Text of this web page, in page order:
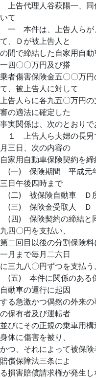
上告代理人谷萩陽一、同
いて
一 本件は、上告人らが
て、Ｄが被上告人と
の間で締結した自家用自
一四〇〇万円及び搭
乗者傷害保険金五〇〇万
て、被上告人に対して
上告人らに各九五〇万円
審の適法に確定した
事実関係は、次のとおりで
１ 上告人ら夫婦の長男
月三日、次の内容の
自家用自動車保険契約を締
(一) 保険期間 平成元年
三日午後四時まで
(二) 被保険自動車 Ｄ
(三) 保険金受取人 Ｄ
(四) 保険契約の締結と
九四〇円を支払い、
第二回目以後の分割保険
一月まで毎月二六日
に三九八〇円ずつを支払う
(五) 本件に関係のある
自動車の運行に起因
する急激かつ偶然の外来
の保有者及び運転者
並びにその正規の乗車用
身体に傷害を被り、
かつ、それによって被保
賠償保障法三条によ
る損害賠償請求権が発生